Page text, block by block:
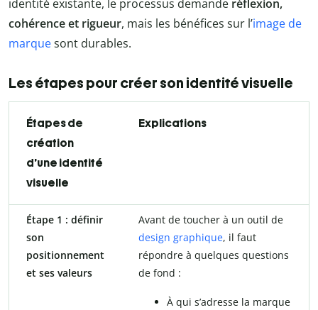
identité existante, le processus demande réflexion,
cohérence et rigueur, mais les bénéfices sur l’image de
marquesont durables.
Les étapes pour créer son identité visuelle
Étapes de
création
d’une identité
visuelle
Explications
Étape 1 : définir
son
positionnement
et ses valeurs
Avant de toucher à un outil de
design graphique, il faut
répondre à quelques questions
de fond :
À qui s’adresse la marque